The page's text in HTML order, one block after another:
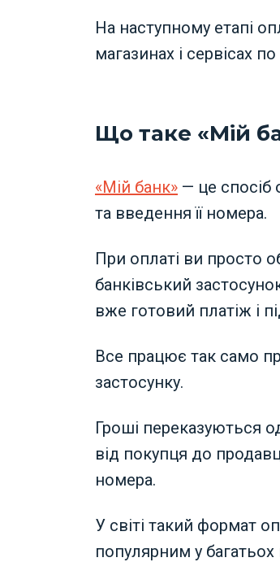
На наступному етапі
магазинах і сервісах
Що таке «Мій
«Мій банк» — це спосіб
та введення її номера.
При оплаті ви просто
банківський
вже готовий платіж і
Все працює так само
застосунку.
Гроші переказуються
від покупця до
номера.
У світі такий формат
популярним у